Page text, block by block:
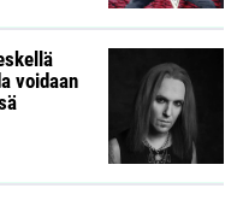
voidaan